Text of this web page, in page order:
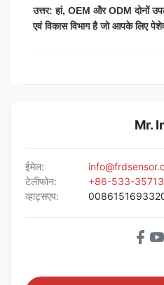
उत्तर: हां, OEM और ODM दोनों
एवं विकास विभाग है जो आपके लिए
Mr.
ईमेल:
टेलीफोन:
+86-533-
व्हाट्सएप: